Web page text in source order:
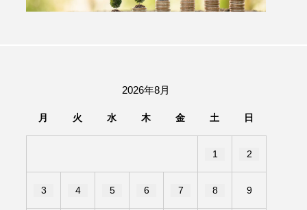
youtube
しい絵本 おしえて絵本
かしこいエルゼ
2026年8月
月 火 水 木 金 土 日
1 2
3 4 5 6 7 8 9